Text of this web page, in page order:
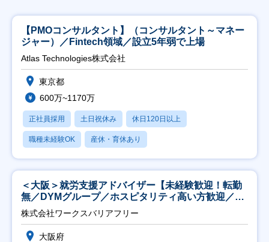
【PMOコンサルタント】（コンサルタント～マネー
ジャー）／Fintech領域／設立5年弱で上場
Atlas Technologies株式会社
東京都
600万~1170万
正社員採用 土日祝休み 休日120日以上
職種未経験OK 産休・育休あり
＜大阪＞就労支援アドバイザー【未経験歓迎！転勤
無／DYMグループ／ホスピタリティ高い方歓迎／土
日祝】
株式会社ワークスバリアフリー
大阪府